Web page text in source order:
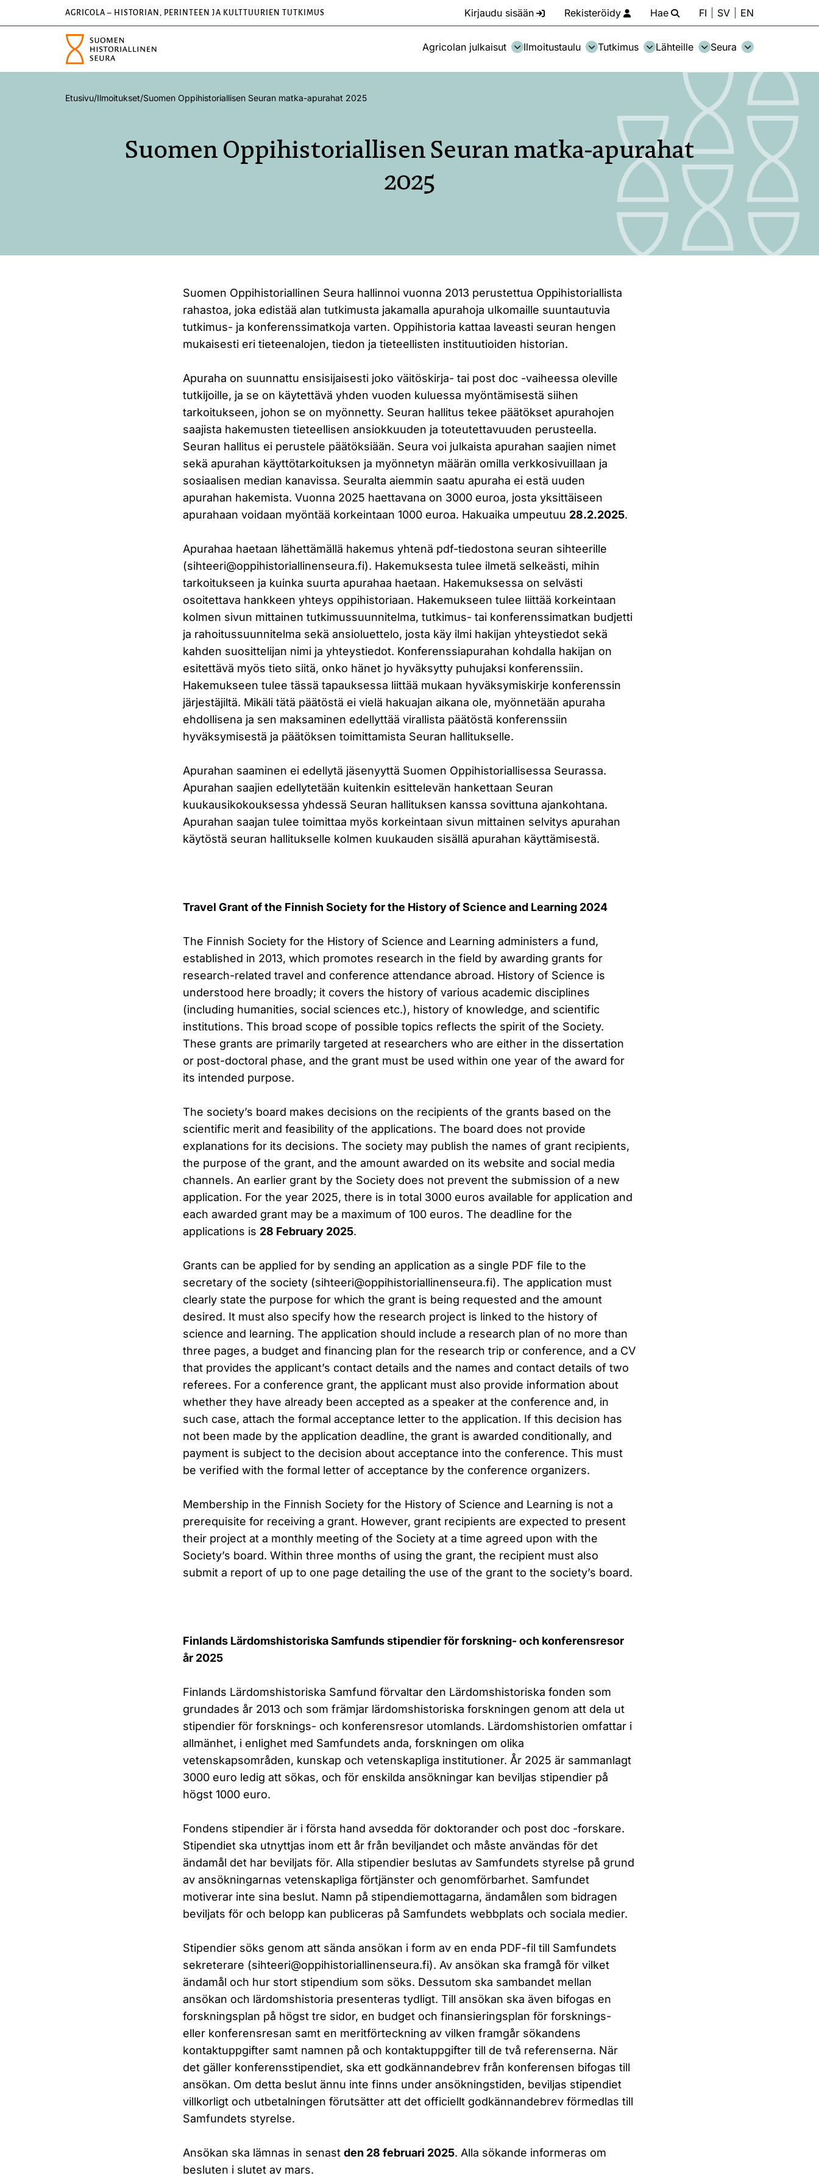
AGRICOLA – HISTORIAN, PERINTEEN JA KULTTUURIEN TUTKIMUS Kirjaudu sisään Rekisteröidy Hae FI SV EN
Agricolan julkaisut Ilmoitustaulu Tutkimus Lähteille Seura
Etusivu/Ilmoitukset/Suomen Oppihistoriallisen Seuran matka-apurahat 2025
Suomen Oppihistoriallisen Seuran matka-apurahat
2025
Suomen Oppihistoriallinen Seura hallinnoi vuonna 2013 perustettua Oppihistoriallista
rahastoa, joka edistää alan tutkimusta jakamalla apurahoja ulkomaille suuntautuvia
tutkimus- ja konferenssimatkoja varten. Oppihistoria kattaa laveasti seuran hengen
mukaisesti eri tieteenalojen, tiedon ja tieteellisten instituutioiden historian.
Apuraha on suunnattu ensisijaisesti joko väitöskirja- tai post doc -vaiheessa oleville
tutkijoille, ja se on käytettävä yhden vuoden kuluessa myöntämisestä siihen
tarkoitukseen, johon se on myönnetty. Seuran hallitus tekee päätökset apurahojen
saajista hakemusten tieteellisen ansiokkuuden ja toteutettavuuden perusteella.
Seuran hallitus ei perustele päätöksiään. Seura voi julkaista apurahan saajien nimet
sekä apurahan käyttötarkoituksen ja myönnetyn määrän omilla verkkosivuillaan ja
sosiaalisen median kanavissa. Seuralta aiemmin saatu apuraha ei estä uuden
apurahan hakemista. Vuonna 2025 haettavana on 3000 euroa, josta yksittäiseen
apurahaan voidaan myöntää korkeintaan 1000 euroa. Hakuaika umpeutuu 28.2.2025.
Apurahaa haetaan lähettämällä hakemus yhtenä pdf-tiedostona seuran sihteerille
(sihteeri@oppihistoriallinenseura.fi). Hakemuksesta tulee ilmetä selkeästi, mihin
tarkoitukseen ja kuinka suurta apurahaa haetaan. Hakemuksessa on selvästi
osoitettava hankkeen yhteys oppihistoriaan. Hakemukseen tulee liittää korkeintaan
kolmen sivun mittainen tutkimussuunnitelma, tutkimus- tai konferenssimatkan budjetti
ja rahoitussuunnitelma sekä ansioluettelo, josta käy ilmi hakijan yhteystiedot sekä
kahden suosittelijan nimi ja yhteystiedot. Konferenssiapurahan kohdalla hakijan on
esitettävä myös tieto siitä, onko hänet jo hyväksytty puhujaksi konferenssiin.
Hakemukseen tulee tässä tapauksessa liittää mukaan hyväksymiskirje konferenssin
järjestäjiltä. Mikäli tätä päätöstä ei vielä hakuajan aikana ole, myönnetään apuraha
ehdollisena ja sen maksaminen edellyttää virallista päätöstä konferenssiin
hyväksymisestä ja päätöksen toimittamista Seuran hallitukselle.
Apurahan saaminen ei edellytä jäsenyyttä Suomen Oppihistoriallisessa Seurassa.
Apurahan saajien edellytetään kuitenkin esittelevän hankettaan Seuran
kuukausikokouksessa yhdessä Seuran hallituksen kanssa sovittuna ajankohtana.
Apurahan saajan tulee toimittaa myös korkeintaan sivun mittainen selvitys apurahan
käytöstä seuran hallitukselle kolmen kuukauden sisällä apurahan käyttämisestä.
Travel Grant of the Finnish Society for the History of Science and Learning 2024
The Finnish Society for the History of Science and Learning administers a fund,
established in 2013, which promotes research in the field by awarding grants for
research-related travel and conference attendance abroad. History of Science is
understood here broadly; it covers the history of various academic disciplines
(including humanities, social sciences etc.), history of knowledge, and scientific
institutions. This broad scope of possible topics reflects the spirit of the Society.
These grants are primarily targeted at researchers who are either in the dissertation
or post-doctoral phase, and the grant must be used within one year of the award for
its intended purpose.
The society’s board makes decisions on the recipients of the grants based on the
scientific merit and feasibility of the applications. The board does not provide
explanations for its decisions. The society may publish the names of grant recipients,
the purpose of the grant, and the amount awarded on its website and social media
channels. An earlier grant by the Society does not prevent the submission of a new
application. For the year 2025, there is in total 3000 euros available for application and
each awarded grant may be a maximum of 100 euros. The deadline for the
applications is 28 February 2025.
Grants can be applied for by sending an application as a single PDF file to the
secretary of the society (sihteeri@oppihistoriallinenseura.fi). The application must
clearly state the purpose for which the grant is being requested and the amount
desired. It must also specify how the research project is linked to the history of
science and learning. The application should include a research plan of no more than
three pages, a budget and financing plan for the research trip or conference, and a CV
that provides the applicant’s contact details and the names and contact details of two
referees. For a conference grant, the applicant must also provide information about
whether they have already been accepted as a speaker at the conference and, in
such case, attach the formal acceptance letter to the application. If this decision has
not been made by the application deadline, the grant is awarded conditionally, and
payment is subject to the decision about acceptance into the conference. This must
be verified with the formal letter of acceptance by the conference organizers.
Membership in the Finnish Society for the History of Science and Learning is not a
prerequisite for receiving a grant. However, grant recipients are expected to present
their project at a monthly meeting of the Society at a time agreed upon with the
Society’s board. Within three months of using the grant, the recipient must also
submit a report of up to one page detailing the use of the grant to the society’s board.
Finlands Lärdomshistoriska Samfunds stipendier för forskning- och konferensresor
år 2025
Finlands Lärdomshistoriska Samfund förvaltar den Lärdomshistoriska fonden som
grundades år 2013 och som främjar lärdomshistoriska forskningen genom att dela ut
stipendier för forsknings- och konferensresor utomlands. Lärdomshistorien omfattar i
allmänhet, i enlighet med Samfundets anda, forskningen om olika
vetenskapsområden, kunskap och vetenskapliga institutioner. År 2025 är sammanlagt
3000 euro ledig att sökas, och för enskilda ansökningar kan beviljas stipendier på
högst 1000 euro.
Fondens stipendier är i första hand avsedda för doktorander och post doc -forskare.
Stipendiet ska utnyttjas inom ett år från beviljandet och måste användas för det
ändamål det har beviljats för. Alla stipendier beslutas av Samfundets styrelse på grund
av ansökningarnas vetenskapliga förtjänster och genomförbarhet. Samfundet
motiverar inte sina beslut. Namn på stipendiemottagarna, ändamålen som bidragen
beviljats för och belopp kan publiceras på Samfundets webbplats och sociala medier.
Stipendier söks genom att sända ansökan i form av en enda PDF-fil till Samfundets
sekreterare (sihteeri@oppihistoriallinenseura.fi). Av ansökan ska framgå för vilket
ändamål och hur stort stipendium som söks. Dessutom ska sambandet mellan
ansökan och lärdomshistoria presenteras tydligt. Till ansökan ska även bifogas en
forskningsplan på högst tre sidor, en budget och finansieringsplan för forsknings-
eller konferensresan samt en meritförteckning av vilken framgår sökandens
kontaktuppgifter samt namnen på och kontaktuppgifter till de två referenserna. När
det gäller konferensstipendiet, ska ett godkännandebrev från konferensen bifogas till
ansökan. Om detta beslut ännu inte finns under ansökningstiden, beviljas stipendiet
villkorligt och utbetalningen förutsätter att det officiellt godkännandebrev förmedlas till
Samfundets styrelse.
Ansökan ska lämnas in senastden 28 februari 2025. Alla sökande informeras om
besluten i slutet av mars.